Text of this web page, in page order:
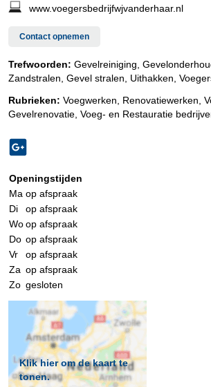
www.voegersbedrijfwjvanderhaar.nl
Contact opnemen
Trefwoorden: Gevelreiniging,
Zandstralen, Gevel stralen, Uithakken,
Rubrieken: Voegwerken Renovatiewerken
Gevelrenovatie Voeg- en Restauratie
Openingstijden
Ma op afspraak
Di
op afspraak
Woop afspraak
Do op afspraak
Vr
op afspraak
Za op afspraak
Zo gesloten
Klik hier om de kaart te
tonen.